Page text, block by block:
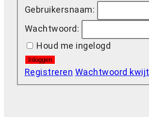
Gebruikersnaam:
Wachtwoord:
Houd me ingelogd
Inloggen
Registreren Wachtwoord kwijt